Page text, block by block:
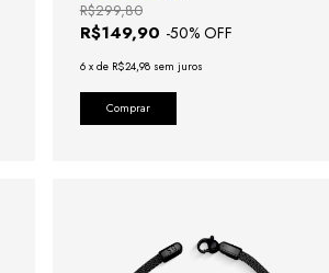
R$149,90 -50% OFF
R$299,80
6 x de R$24,98 sem juros
Comprar